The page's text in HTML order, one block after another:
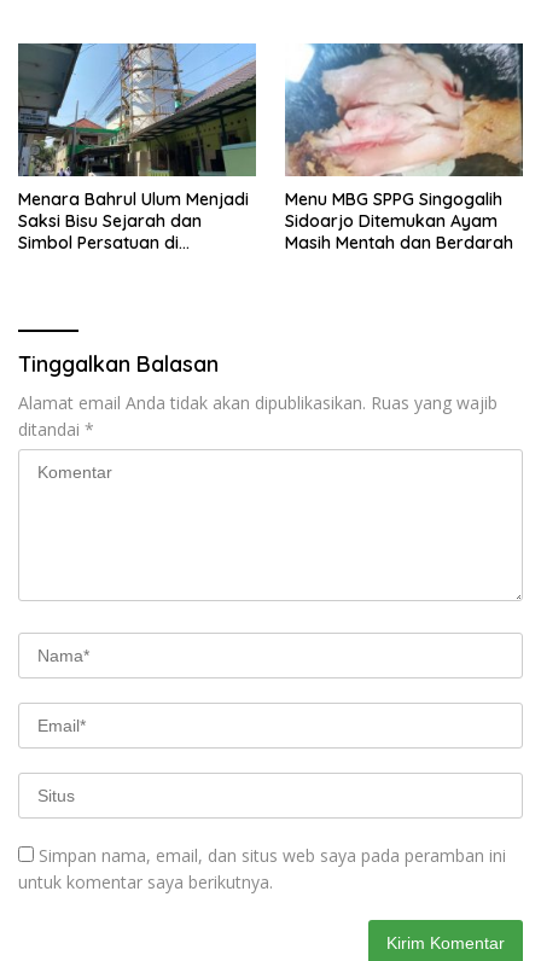
Menara Bahrul Ulum Menjadi
Saksi Bisu Sejarah dan
Simbol Persatuan di
Menu MBG SPPG Singogalih
Sidoarjo Ditemukan Ayam
Masih Mentah dan Berdarah
Tinggalkan Balasan
Alamat email Anda tidak akan dipublikasikan. Ruas yang wajib
ditandai *
Simpan nama, email, dan situs web saya pada peramban ini
untuk komentar saya berikutnya.